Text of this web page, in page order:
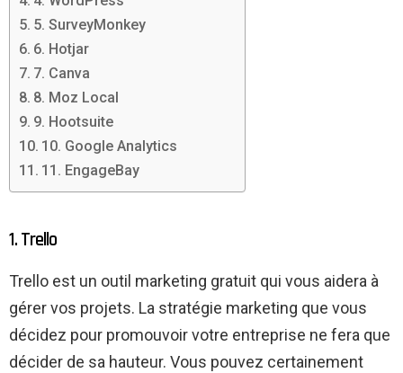
5. SurveyMonkey
6. Hotjar
7. Canva
8. Moz Local
9. Hootsuite
10. Google Analytics
11. EngageBay
1. Trello
Trello est un outil marketing gratuit qui vous aidera à
gérer vos projets. La stratégie marketing que vous
décidez pour promouvoir votre entreprise ne fera que
décider de sa hauteur. Vous pouvez certainement